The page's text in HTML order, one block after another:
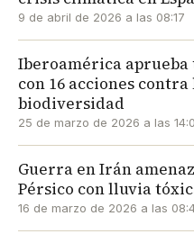
9 de abril de 2026 a las 08:17
Iberoamérica aprueba
con 16 acciones
biodiversidad
25 de marzo de 2026 a las
Guerra en Irán
Pérsico con lluvia
16 de marzo de 2026 a las